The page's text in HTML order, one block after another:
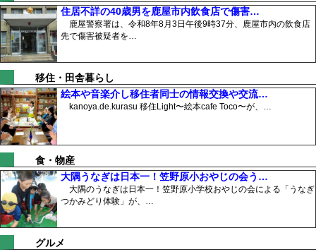
住居不詳の40歳男を鹿屋市内飲食店で傷害…
鹿屋警察署は、令和8年8月3日午後9時37分、鹿屋市内の飲食店
先で傷害被疑者を…
移住・田舎暮らし
絵本や音楽介し移住者同士の情報交換や交流…
kanoya.de.kurasu 移住Light〜絵本cafe Toco〜が、…
食・物産
大隅うなぎは日本一！笠野原小おやじの会う…
大隅のうなぎは日本一！笠野原小学校おやじの会による「うなぎ
つかみどり体験」が、…
グルメ